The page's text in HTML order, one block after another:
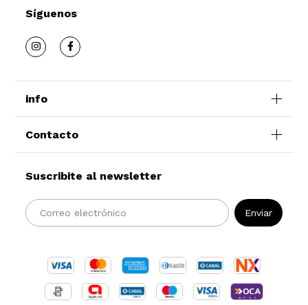
Síguenos
info
Contacto
Suscribite al newsletter